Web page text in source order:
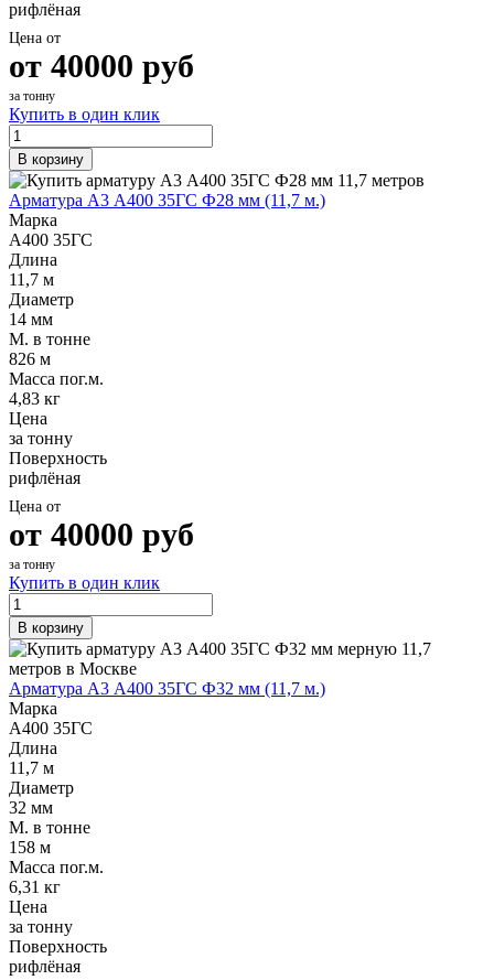
рифлёная
Цена от
от 40000 руб
за тонну
Купить в один клик
В корзину
Арматура А3 А400 35ГС Ф28 мм (11,7 м.)
Марка
А400 35ГС
Длина
11,7 м
Диаметр
14 мм
М. в тонне
826 м
Масса пог.м.
4,83 кг
Цена
за тонну
Поверхность
рифлёная
Цена от
от 40000 руб
за тонну
Купить в один клик
В корзину
Арматура А3 А400 35ГС Ф32 мм (11,7 м.)
Марка
А400 35ГС
Длина
11,7 м
Диаметр
32 мм
М. в тонне
158 м
Масса пог.м.
6,31 кг
Цена
за тонну
Поверхность
рифлёная